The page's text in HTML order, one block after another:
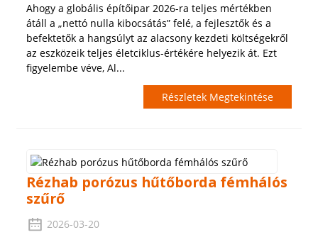
Ahogy a globális építőipar 2026-ra teljes mértékben
átáll a „nettó nulla kibocsátás” felé, a fejlesztők és a
befektetők a hangsúlyt az alacsony kezdeti költségekről
az eszközeik teljes életciklus-értékére helyezik át. Ezt
figyelembe véve, Al...
Részletek Megtekintése
Rézhab porózus hűtőborda fémhálós
szűrő
2026-03-20